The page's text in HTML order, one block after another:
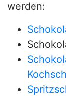
werden: